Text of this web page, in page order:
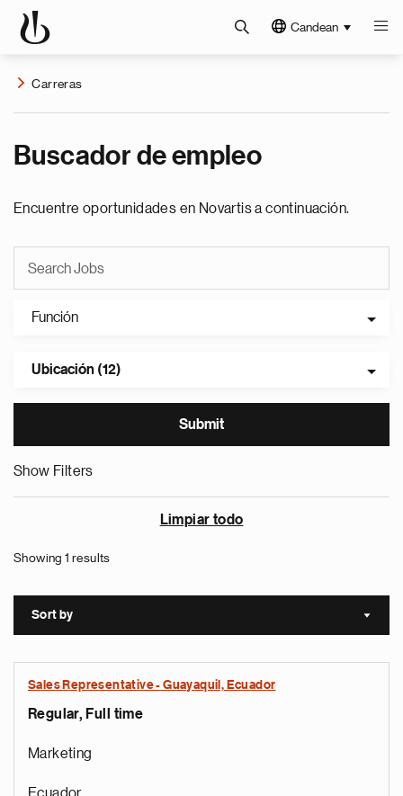
Candean
Carreras
Buscador de empleo
Encuentre oportunidades en Novartis a continuación.
Función
Ubicación (12)
Show Filters
Limpiar todo
Showing 1 results
Sort by Sort
Sales Representative - Guayaquil, Ecuador
Regular, Full time
Marketing